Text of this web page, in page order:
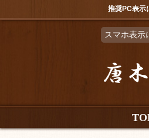
推奨PC表示
スマホ表示